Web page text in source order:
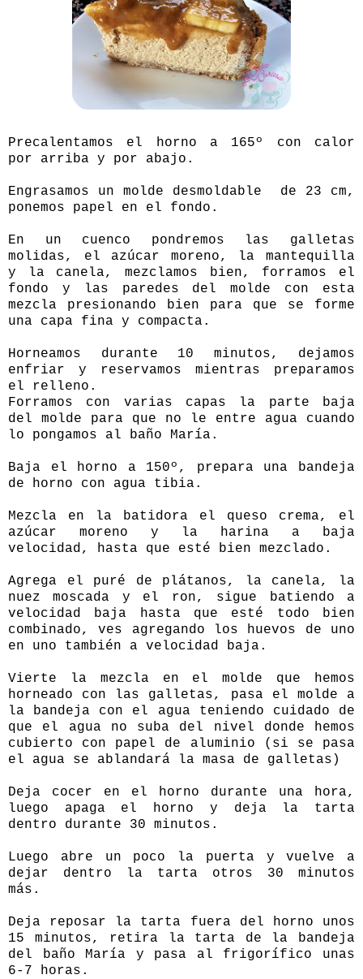
Precalentamos el horno a 165º con calor
por arriba y por abajo.
Engrasamos un molde desmoldable de 23 cm,
ponemos papel en el fondo.
En un cuenco pondremos las galletas
molidas, el azúcar moreno, la mantequilla
y la canela, mezclamos bien, forramos el
fondo y las paredes del molde con esta
mezcla presionando bien para que se forme
una capa fina y compacta.
Horneamos durante 10 minutos, dejamos
enfriar y reservamos mientras preparamos
el relleno.
Forramos con varias capas la parte baja
del molde para que no le entre agua cuando
lo pongamos al baño María.
Baja el horno a 150º, prepara una bandeja
de horno con agua tibia.
Mezcla en la batidora el queso crema, el
azúcar moreno y la harina a baja
velocidad, hasta que esté bien mezclado.
Agrega el puré de plátanos, la canela, la
nuez moscada y el ron, sigue batiendo a
velocidad baja hasta que esté todo bien
combinado, ves agregando los huevos de uno
en uno también a velocidad baja.
Vierte la mezcla en el molde que hemos
horneado con las galletas, pasa el molde a
la bandeja con el agua teniendo cuidado de
que el agua no suba del nivel donde hemos
cubierto con papel de aluminio (si se pasa
el agua se ablandará la masa de galletas)
Deja cocer en el horno durante una hora,
luego apaga el horno y deja la tarta
dentro durante 30 minutos.
Luego abre un poco la puerta y vuelve a
dejar dentro la tarta otros 30 minutos
más.
Deja reposar la tarta fuera del horno unos
15 minutos, retira la tarta de la bandeja
del baño María y pasa al frigorífico unas
6-7 horas.